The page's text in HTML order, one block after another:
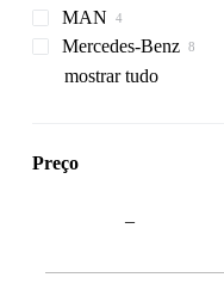
MAN
TGA
TGS
Mercedes-Benz
Actros
PK
Premium
Polo
mostrar tudo
Preço
–